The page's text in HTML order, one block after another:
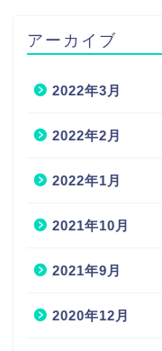
アーカイブ
2022年3月
2022年2月
2022年1月
2021年10月
2021年9月
2020年12月